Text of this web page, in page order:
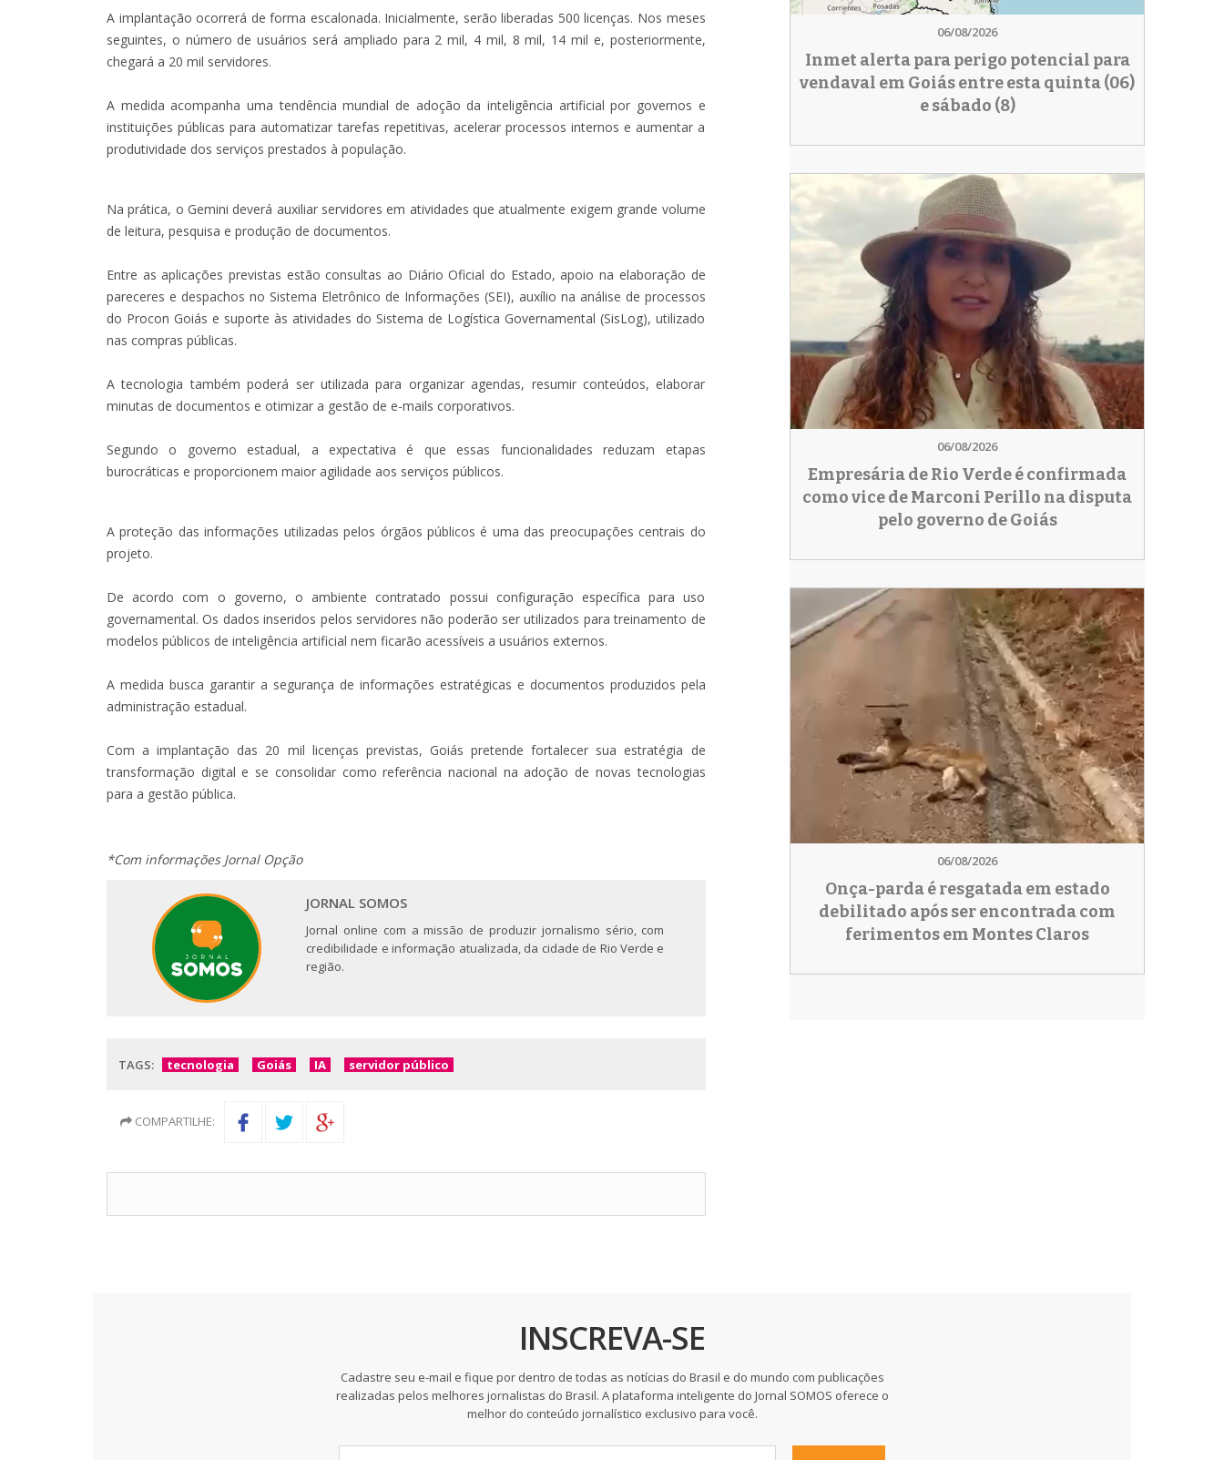
A implantação ocorrerá de forma escalonada. Inicialmente, serão liberadas 500 licenças. Nos meses
seguintes, o número de usuários será ampliado para 2 mil, 4 mil, 8 mil, 14 mil e, posteriormente,
chegará a 20 mil servidores.
A medida acompanha uma tendência mundial de adoção da inteligência artificial por governos e
instituições públicas para automatizar tarefas repetitivas, acelerar processos internos e aumentar a
produtividade dos serviços prestados à população.
Na prática, o Gemini deverá auxiliar servidores em atividades que atualmente exigem grande volume
de leitura, pesquisa e produção de documentos.
Entre as aplicações previstas estão consultas ao Diário Oficial do Estado, apoio na elaboração de
pareceres e despachos no Sistema Eletrônico de Informações (SEI), auxílio na análise de processos
do Procon Goiás e suporte às atividades do Sistema de Logística Governamental (SisLog), utilizado
nas compras públicas.
A tecnologia também poderá ser utilizada para organizar agendas, resumir conteúdos, elaborar
minutas de documentos e otimizar a gestão de e-mails corporativos.
Segundo o governo estadual, a expectativa é que essas funcionalidades reduzam etapas
burocráticas e proporcionem maior agilidade aos serviços públicos.
A proteção das informações utilizadas pelos órgãos públicos é uma das preocupações centrais do
projeto.
De acordo com o governo, o ambiente contratado possui configuração específica para uso
governamental. Os dados inseridos pelos servidores não poderão ser utilizados para treinamento de
modelos públicos de inteligência artificial nem ficarão acessíveis a usuários externos.
A medida busca garantir a segurança de informações estratégicas e documentos produzidos pela
administração estadual.
Com a implantação das 20 mil licenças previstas, Goiás pretende fortalecer sua estratégia de
transformação digital e se consolidar como referência nacional na adoção de novas tecnologias
para a gestão pública.
*Com informações Jornal Opção
JORNAL SOMOS
Jornal online com a missão de produzir jornalismo sério, com
credibilidade e informação atualizada, da cidade de Rio Verde e
região.
TAGS: tecnologia Goiás IA servidor público
COMPARTILHE:
06/08/2026
Inmet alerta para perigo potencial para
vendaval em Goiás entre esta quinta (06)
e sábado (8)
06/08/2026
Empresária de Rio Verde é confirmada
como vice de Marconi Perillo na disputa
pelo governo de Goiás
06/08/2026
Onça-parda é resgatada em estado
debilitado após ser encontrada com
ferimentos em Montes Claros
INSCREVA-SE
Cadastre seu e-mail e fique por dentro de todas as notícias do Brasil e do mundo com publicações
realizadas pelos melhores jornalistas do Brasil. A plataforma inteligente do Jornal SOMOS oferece o
melhor do conteúdo jornalístico exclusivo para você.